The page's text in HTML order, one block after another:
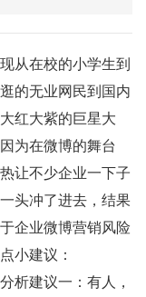
从在校的小学生到
的无业网民到国内
红大紫的巨星大
为在微博的舞台
让不少企业一下子
头冲了进去，结果
企业微博营销风险
小建议：
建议一：有人，